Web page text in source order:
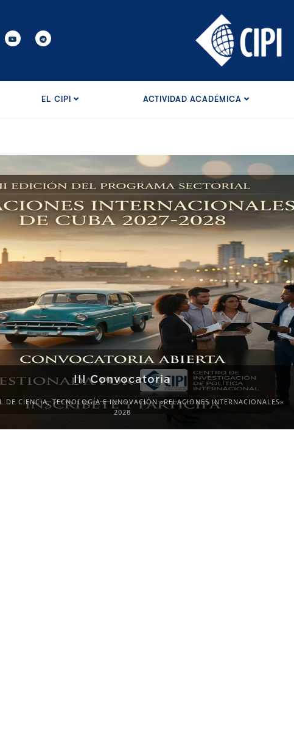
EL CIPI ACTIVIDAD ACADÉMICA
III Convocatoria
DE CIENCIA, TECNOLOGÍA E INNOVACIÓN «RELACIONES INTERNACIONALES»
2028